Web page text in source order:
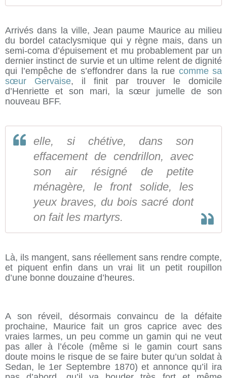
Arrivés dans la ville, Jean paume Maurice au milieu
du bordel cataclysmique qui y règne mais, dans un
semi-coma d’épuisement et mu probablement par un
dernier instinct de survie et un ultime relent de dignité
qui l’empêche de s’effondrer dans la rue comme sa
sœur Gervaise, il finit par trouver le domicile
d’Henriette et son mari, la sœur jumelle de son
nouveau BFF.
elle, si chétive, dans son
effacement de cendrillon, avec
son air résigné de petite
ménagère, le front solide, les
yeux braves, du bois sacré dont
on fait les martyrs.
Là, ils mangent, sans réellement sans rendre compte,
et piquent enfin dans un vrai lit un petit roupillon
d’une bonne douzaine d’heures.
A son réveil, désormais convaincu de la défaite
prochaine, Maurice fait un gros caprice avec des
vraies larmes, un peu comme un gamin qui ne veut
pas aller à l’école (même si le gamin court sans
doute moins le risque de se faire buter qu’un soldat à
Sedan, le 1er Septembre 1870) et annonce qu’il ira